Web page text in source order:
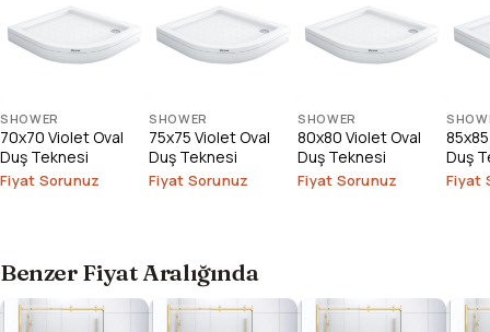
SHOWER
70x70 Violet Oval
Duş Teknesi
Fiyat Sorunuz
SHOWER
75x75 Violet Oval
Duş Teknesi
Fiyat Sorunuz
SHOWER
80x80 Violet Oval
Duş Teknesi
Fiyat Sorunuz
Duş
Fiyat
Benzer Fiyat Aralığında